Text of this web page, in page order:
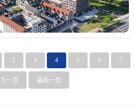
2 3 4 5 6 7
下一页 最后一页